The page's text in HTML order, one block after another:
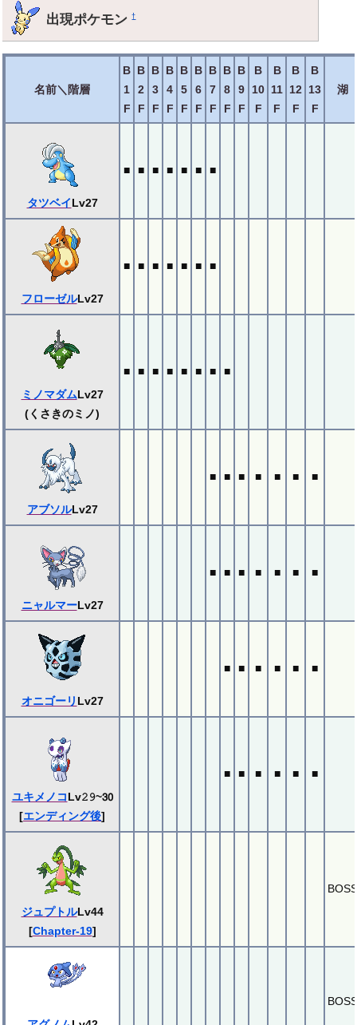
出現ポケモン†
名前＼階層
B
1
F
B
2
F
B
3
F
B
4
F
B
5
F
B
6
F
B
7
F
B
8
F
B
9
F
B
10
F
B
11
F
B
12
F
B
13
F
湖
タツベイLv27
■ ■ ■ ■ ■ ■ ■
フローゼルLv27
■ ■ ■ ■ ■ ■ ■
ミノマダムLv27
(くさきのミノ)
■ ■ ■ ■ ■ ■ ■ ■
アブソルLv27
■ ■ ■ ■ ■ ■ ■
ニャルマーLv27
■ ■ ■ ■ ■ ■ ■
オニゴーリ Lv27
■ ■ ■ ■ ■ ■
ユキメノコLv𝟸𝟿~𝟥𝟢
[エンディング後]
■ ■ ■ ■ ■ ■
ジュプトルLv44
[Chapter-19]
BOSS
BOSS